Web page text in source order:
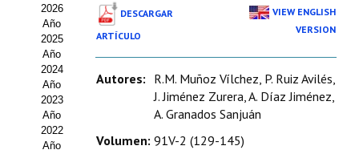
Organigrama
Estatutos
Hacerse socio
Noticias
Galería de Fotos
2026
Año
2025
Año
2024
Año
2023
Año
2022
Año
DESCARGAR
ARTÍCULO
VIEW ENGLISH
VERSION
Autores: R.M. Muñoz Vílchez, P. Ruiz Avilés,
J. Jiménez Zurera, A. Díaz Jiménez,
A. Granados Sanjuán
Volumen: 91V-2 (129-145)